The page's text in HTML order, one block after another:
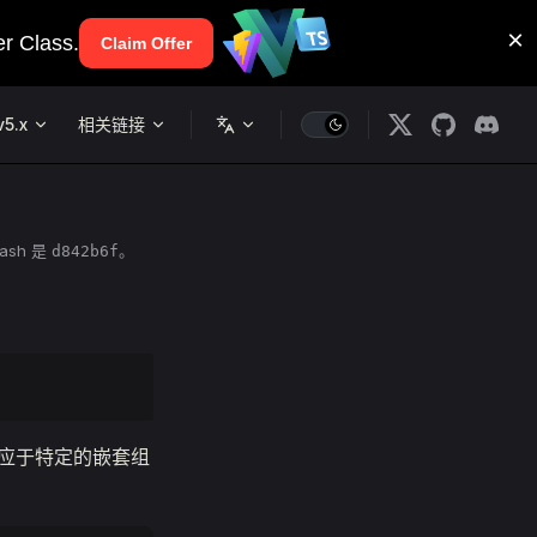
相关链接
是 d842b6f。
于特定的嵌套组